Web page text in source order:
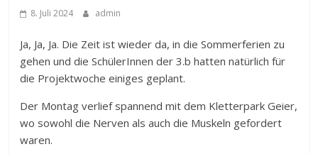
8. Juli 2024 admin
Ja, Ja, Ja. Die Zeit ist wieder da, in die Sommerferien zu
gehen und die SchülerInnen der 3.b hatten natürlich für
die Projektwoche einiges geplant.
Der Montag verlief spannend mit dem Kletterpark Geier,
wo sowohl die Nerven als auch die Muskeln gefordert
waren.